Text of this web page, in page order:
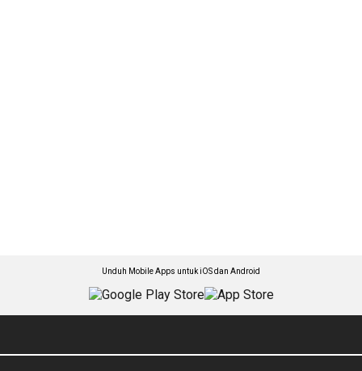
Unduh Mobile Apps untuk iOS dan Android